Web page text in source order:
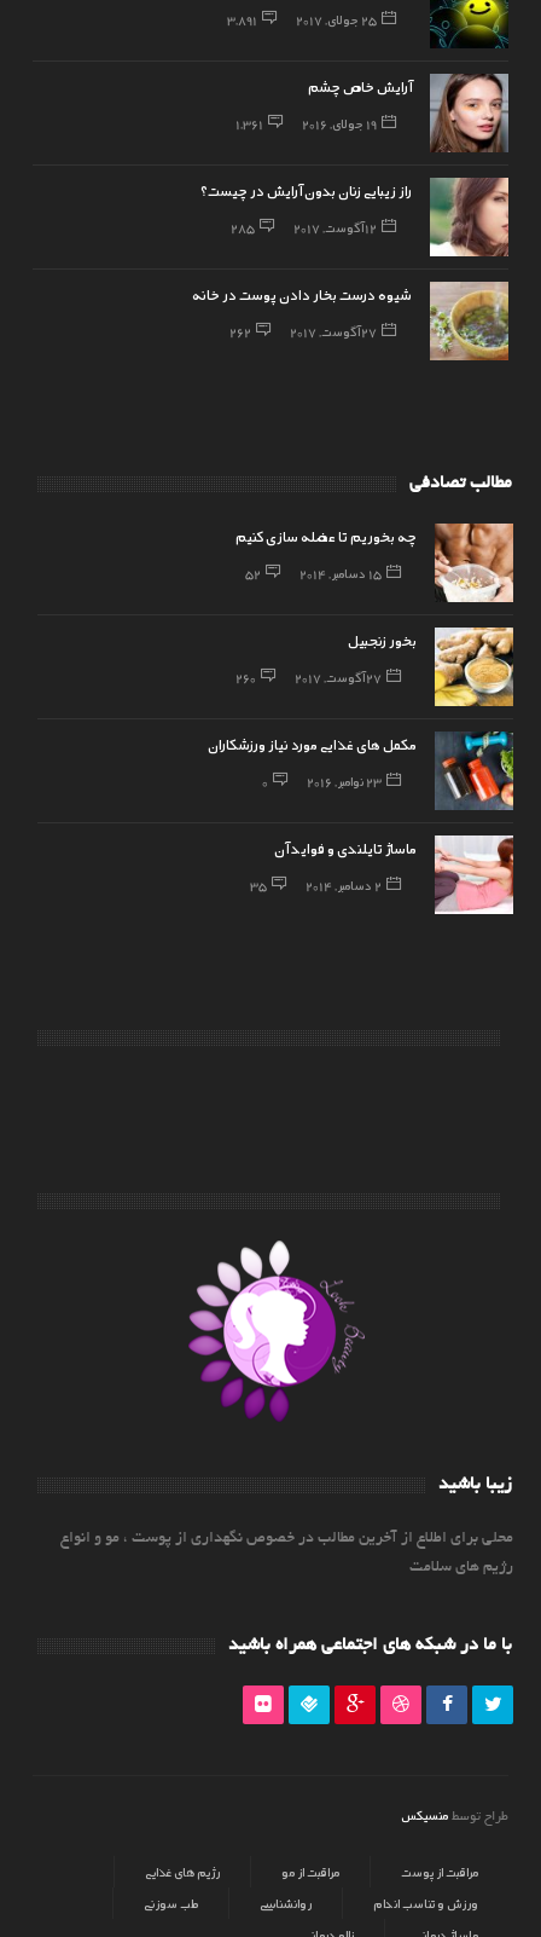
25 جولای, 2017 3,891
آرایش خاص چشم
19 جولای, 2016 1,361
راز زیبایی زنان بدون آرایش در چیست؟
12 آگوست, 2017 285
شیوه درست بخار دادن پوست در خانه
27 آگوست, 2017 262
مطالب تصادفی
چه بخوریم تا عضله سازی کنیم
15 دسامبر, 2014 52
بخور زنجبیل
27 آگوست, 2017 260
مکمل های غذایی مورد نیاز ورزشکاران
23 نوامبر, 2016 0
ماساژ تایلندی و فواید آن
2 دسامبر, 2014 35
زیبا باشید
محلی برای اطلاع از آخرین مطالب در خصوص نگهداری از پوست ، مو و انواع
رژیم های سلامت
با ما در شبکه های اجتماعی همراه باشید
طراح توسط منسیکس
مراقبت از پوست مراقبت از مو
رژیم های غذایی
ورزش و تناسب اندام
روانشناسی
طب سوزنی